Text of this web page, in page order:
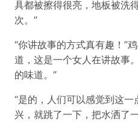
具都被擦得很亮，地板被洗
次。”
“你讲故事的方式真有趣！”
道，这是一个女人在讲故事
的味道。”
“是的，人们可以感觉到这一
兴，就跳了一下，把水洒了一